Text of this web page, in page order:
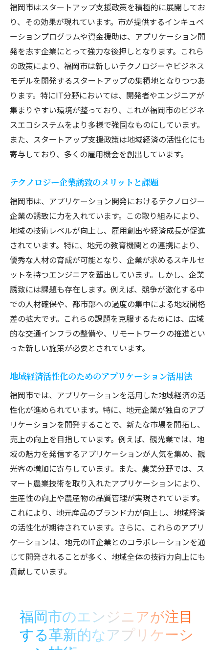
福岡市はスタートアップ支援政策を積極的に展開してお
り、その効果が現れています。市が提供するインキュベ
ーションプログラムや資金援助は、アプリケーション開
発を志す企業にとって強力な後押しとなります。これら
の政策により、福岡市は新しいテクノロジーやビジネス
モデルを開発するスタートアップの集積地となりつつあ
ります。特にIT分野においては、開発者やエンジニアが
集まりやすい環境が整っており、これが福岡市のビジネ
スエコシステムをより多様で強固なものにしています。
また、スタートアップ支援政策は地域経済の活性化にも
寄与しており、多くの雇用機会を創出しています。
テクノロジー企業誘致のメリットと課題
福岡市は、アプリケーション開発におけるテクノロジー
企業の誘致に力を入れています。この取り組みにより、
地域の技術レベルが向上し、雇用創出や経済成長が促進
されています。特に、地元の教育機関との連携により、
優秀な人材の育成が可能となり、企業が求めるスキルセ
ットを持つエンジニアを輩出しています。しかし、企業
誘致には課題も存在します。例えば、競争が激化する中
での人材確保や、都市部への過度の集中による地域間格
差の拡大です。これらの課題を克服するためには、広域
的な交通インフラの整備や、リモートワークの推進とい
った新しい施策が必要とされています。
地域経済活性化のためのアプリケーション活用法
福岡市では、アプリケーションを活用した地域経済の活
性化が進められています。特に、地元企業が独自のアプ
リケーションを開発することで、新たな市場を開拓し、
売上の向上を目指しています。例えば、観光業では、地
域の魅力を発信するアプリケーションが人気を集め、観
光客の増加に寄与しています。また、農業分野では、ス
マート農業技術を取り入れたアプリケーションにより、
生産性の向上や農産物の品質管理が実現されています。
これにより、地元産品のブランド力が向上し、地域経済
の活性化が期待されています。さらに、これらのアプリ
ケーションは、地元のIT企業とのコラボレーションを通
じて開発されることが多く、地域全体の技術力向上にも
貢献しています。
福岡市のエンジニアが注目
する革新的なアプリケーシ